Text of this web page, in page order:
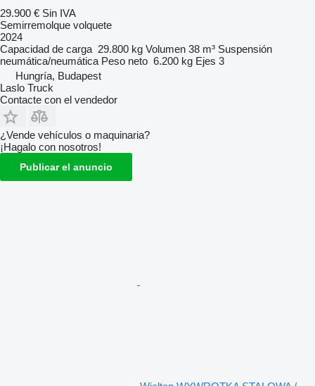
29.900 € Sin IVA
Semirremolque volquete
2024
Capacidad de carga 29.800 kg Volumen 38 m³ Suspensión
neumática/neumática Peso neto 6.200 kg Ejes 3
Hungría, Budapest
Laslo Truck
Contacte con el vendedor
¿Vende vehículos o maquinaria?
¡Hagalo con nosotros!
Publicar el anuncio